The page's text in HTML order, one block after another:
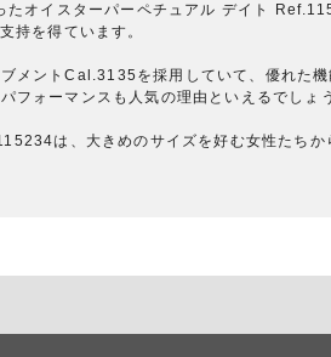
オイスターパーペチュアル デイト
持を得ています。
メントCal.3135を採用していて、優れた
フォーマンスも人気の理由といえるでしょ
は、大きめのサイズを好む女性たち